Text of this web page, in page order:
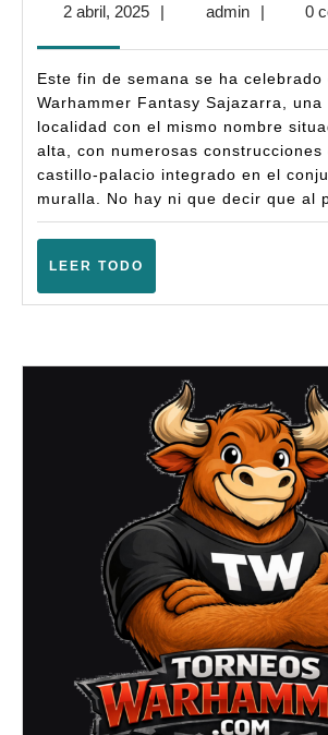
Torneo
–
Warhammer
Fantasy
(Marzo
2025)
2 abril, 20252
| adminadmin
| 0
Este fin de semana se ha celebrado
Warhammer Fantasy Sajazarra, una
localidad con el mismo nombre
alta, con numerosas construcciones
castillo-palacio integrado en el
muralla. No hay ni que decir que al
LEER TODO